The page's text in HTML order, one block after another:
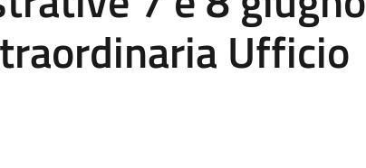
Ufficio